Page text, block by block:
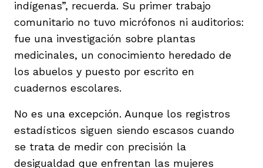
indígenas”, recuerda. Su primer trabajo
comunitario no tuvo micrófonos ni auditorios:
fue una investigación sobre plantas
medicinales, un conocimiento heredado de
los abuelos y puesto por escrito en
cuadernos escolares.
No es una excepción. Aunque los registros
estadísticos siguen siendo escasos cuando
se trata de medir con precisión la
desigualdad que enfrentan las mujeres